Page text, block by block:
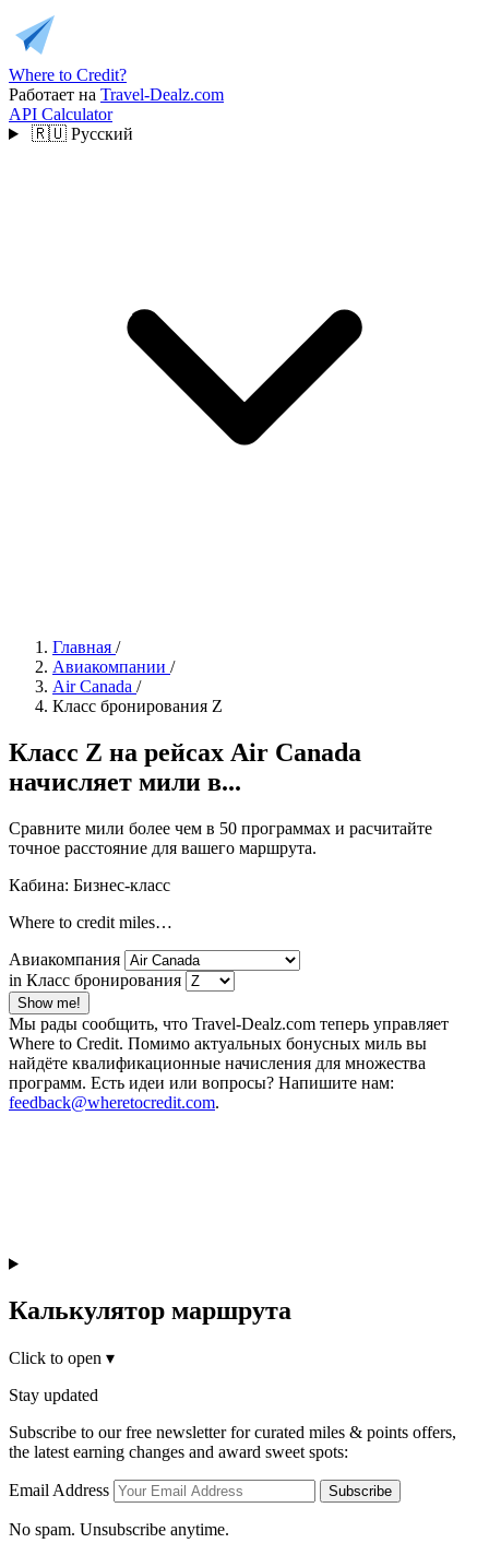
Where to Credit?
Работает на Travel-Dealz.com
API Calculator
🇷🇺 Русский
Главная /
Авиакомпании /
Air Canada /
Класс бронирования Z
Класс Z на рейсах Air Canada
начисляет мили в...
Сравните мили более чем в 50 программах и расчитайте
точное расстояние для вашего маршрута.
Кабина: Бизнес-класс
Where to credit miles…
Авиакомпания
in Класс бронирования
Show me!
Мы рады сообщить, что Travel-Dealz.com теперь управляет
Where to Credit. Помимо актуальных бонусных миль вы
найдёте квалификационные начисления для множества
программ. Есть идеи или вопросы? Напишите нам:
feedback@wheretocredit.com.
Калькулятор маршрута
Click to open ▾
Stay updated
Subscribe to our free newsletter for curated miles & points offers,
the latest earning changes and award sweet spots:
Email Address Subscribe
No spam. Unsubscribe anytime.